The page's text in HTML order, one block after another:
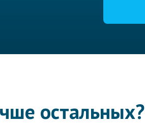
остальных?